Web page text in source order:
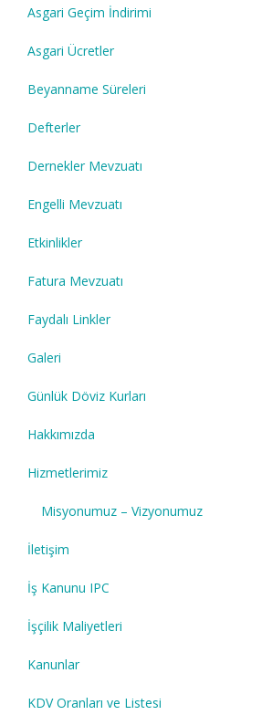
Asgari Geçim İndirimi
Asgari Ücretler
Beyanname Süreleri
Defterler
Dernekler Mevzuatı
Engelli Mevzuatı
Etkinlikler
Fatura Mevzuatı
Faydalı Linkler
Galeri
Günlük Döviz Kurları
Hakkımızda
Hizmetlerimiz
Misyonumuz – Vizyonumuz
İletişim
İş Kanunu IPC
İşçilik Maliyetleri
Kanunlar
KDV Oranları ve Listesi